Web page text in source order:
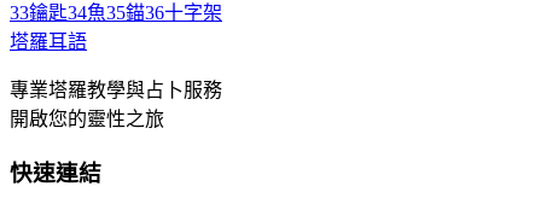
33鑰匙34魚35錨36十字架
塔羅耳語
專業塔羅教學與占卜服務
開啟您的靈性之旅
快速連結